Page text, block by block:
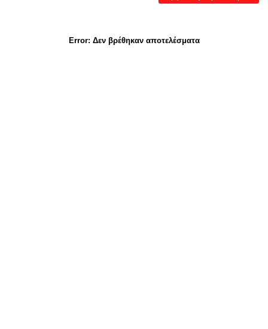
Error: Δεν βρέθηκαν αποτελέσματα